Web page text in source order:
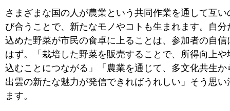
さまざまな国の人が農業という共同作業を通して互い
び合うことで、新たなモノやコトも生まれます。自分
込めた野菜が市民の食卓に上ることは、参加者の自信
はず。「栽培した野菜を販売することで、所得向上や
込むことにつながる」「農業を通じて、多文化共生か
出雲の新たな魅力が発信できればうれしい」そう思い
ます。